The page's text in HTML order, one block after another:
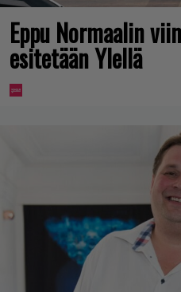
Eppu Normaalin
esitetään Ylellä